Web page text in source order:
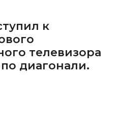
к
телевизора
диагонали.